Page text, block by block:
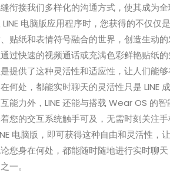
衔接我们多样化的沟通方式，使其成为全
LINE 电脑版应用程序时，您获得的不仅
贴纸和表情符号融合的世界，创造生动
过快速的视频通话或充满色彩鲜艳贴纸
是提供了这种灵活性和适应性，让人们能
何处，都能实时聊天的灵活性只是 LINE
能力外，LINE 还能与搭载 Wear OS 的
您的交互系统触手可及，无需时刻关注手
电脑版，即可获得这种自由和灵活性
您身在何处，都能随时随地进行实时聊
一。